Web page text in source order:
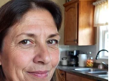
uma vitória
do próximo e decisivo